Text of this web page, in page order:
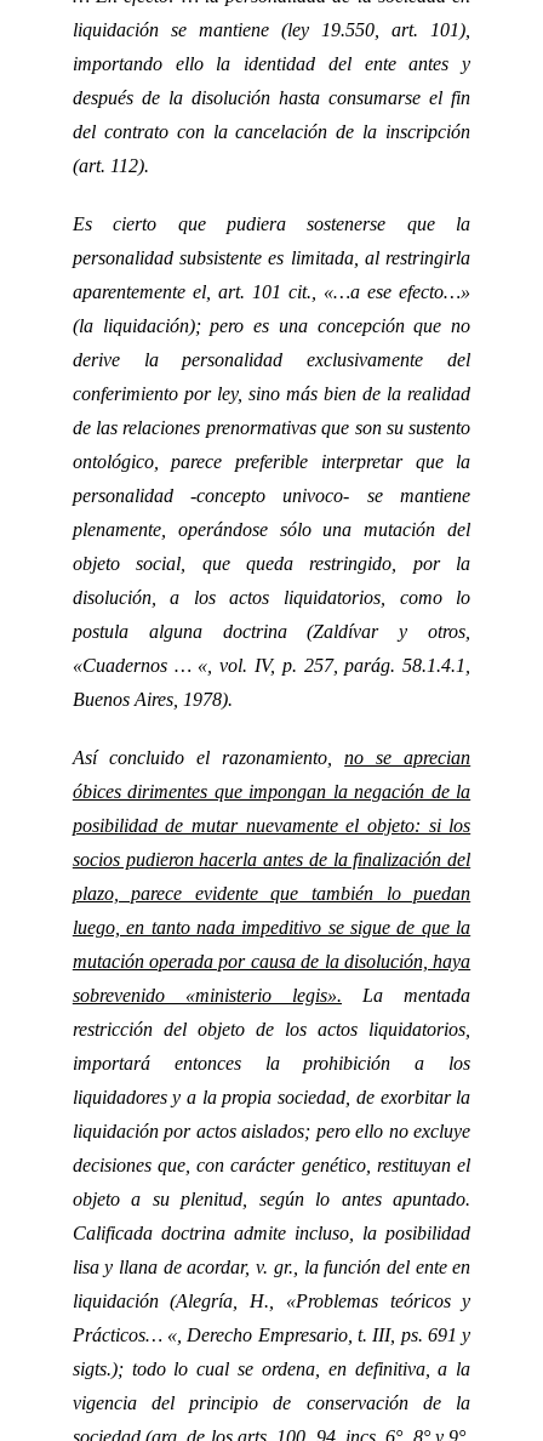
liquidación se mantiene (ley 19.550, art. 101),
importando ello la identidad del ente antes y
después de la disolución hasta consumarse el fin
del contrato con la cancelación de la inscripción
(art. 112).
Es cierto que pudiera sostenerse que la
personalidad subsistente es limitada, al restringirla
aparentemente el, art. 101 cit., «…a ese efecto…»
(la liquidación); pero es una concepción que no
derive la personalidad exclusivamente del
conferimiento por ley, sino más bien de la realidad
de las relaciones prenormativas que son su sustento
ontológico, parece preferible interpretar que la
personalidad -concepto univoco- se mantiene
plenamente, operándose sólo una mutación del
objeto social, que queda restringido, por la
disolución, a los actos liquidatorios, como lo
postula alguna doctrina (Zaldívar y otros,
«Cuadernos … «, vol. IV, p. 257, parág. 58.1.4.1,
Buenos Aires, 1978).
Así concluido el razonamiento,no se aprecian
óbices dirimentes que impongan la negación de la
posibilidad de mutar nuevamente el objeto: si los
socios pudieron hacerla antes de la finalización del
plazo, parece evidente que también lo puedan
luego, en tanto nada impeditivo se sigue de que la
mutación operada por causa de la disolución, haya
sobrevenido «ministerio legis». La mentada
restricción del objeto de los actos liquidatorios,
importará entonces la prohibición a los
liquidadores y a la propia sociedad, de exorbitar la
liquidación por actos aislados; pero ello no excluye
decisiones que, con carácter genético, restituyan el
objeto a su plenitud, según lo antes apuntado.
Calificada doctrina admite incluso, la posibilidad
lisa y llana de acordar, v. gr., la función del ente en
liquidación (Alegría, H., «Problemas teóricos y
Prácticos… «, Derecho Empresario, t. III, ps. 691 y
sigts.); todo lo cual se ordena, en definitiva, a la
vigencia del principio de conservación de la
sociedad (arg. de los arts. 100, 94, incs. 6°, 8° y 9°,